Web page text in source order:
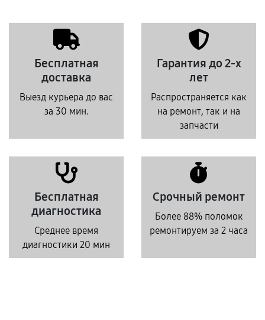
Бесплатная
доставка
Выезд курьера до вас
за 30 мин.
Гарантия до 2-х
лет
Распространяется как
на ремонт, так и на
запчасти
Бесплатная
диагностика
Среднее время
диагностики 20 мин
Срочный ремонт
Более 88% поломок
ремонтируем за 2 часа